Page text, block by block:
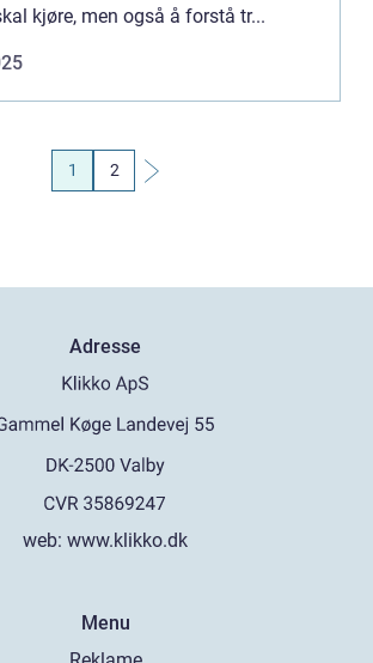
kjøre, men også å forstå tr...
1 2
Adresse
web: www.klikko.dk
Menu